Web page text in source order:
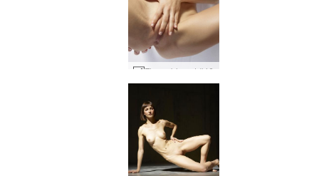
Floras blomst #46